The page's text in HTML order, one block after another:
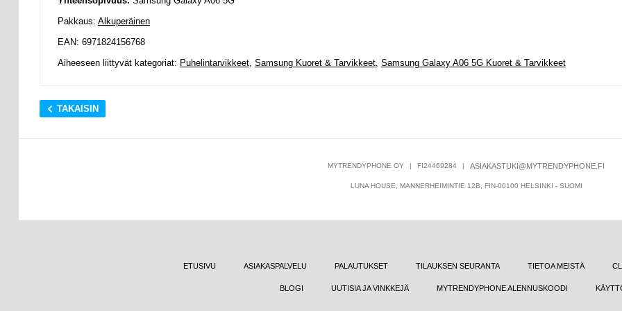
Pakkaus: Alkuperäinen
EAN: 6971824156768
Aiheeseen liittyvät kategoriat: Puhelintarvikkeet, Samsung Kuoret & Tarvikkeet, Samsung Galaxy A06 5G Kuoret & Tarvikkeet
TAKAISIN
MYTRENDYPHONE OY | FI24469284 | ASIAKASTUKI@MYTRENDYPHONE.FI
LUNA HOUSE, MANNERHEIMINTIE 12B, FIN-00100 HELSINKI - SUOMI
ETUSIVU ASIAKASPALVELU PALAUTUKSET TILAUKSEN SEURANTA TIETOA MEISTÄ
BLOGI UUTISIA JA VINKKEJÄ MYTRENDYPHONE ALENNUSKOODI